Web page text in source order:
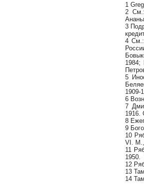
1
2
3
4 См.:
1984;
5
1909-
6
7
1916.
8
9
10
VI. М.,
11
1950.
12
13
14